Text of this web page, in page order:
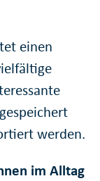
einen
werden.
im Alltag